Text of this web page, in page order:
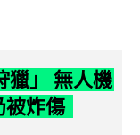
獵」 無人機
被炸傷